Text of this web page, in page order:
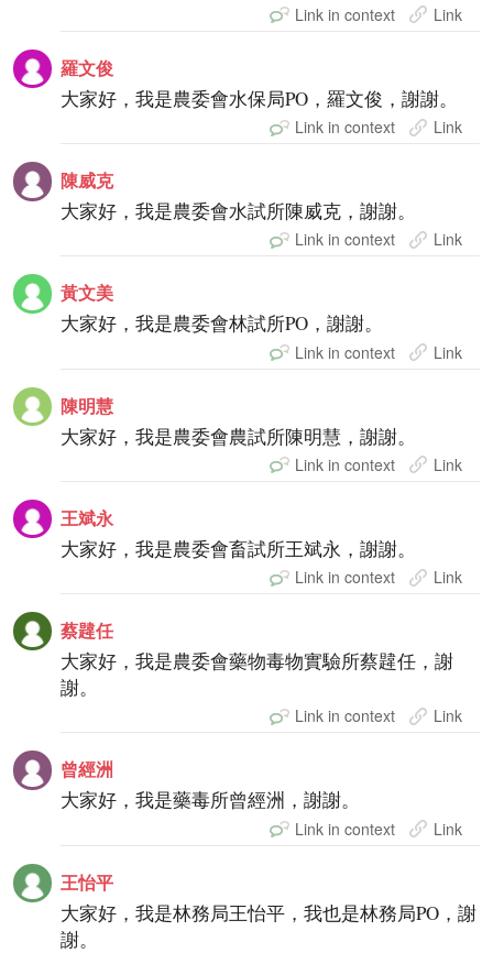
Link in context Link
羅文俊
大家好，我是農委會水保局PO，羅文俊，謝謝。
Link in context Link
陳威克
大家好，我是農委會水試所陳威克，謝謝。
Link in context Link
黃文美
大家好，我是農委會林試所PO，謝謝。
Link in context Link
陳明慧
大家好，我是農委會農試所陳明慧，謝謝。
Link in context Link
王斌永
大家好，我是農委會畜試所王斌永，謝謝。
Link in context Link
蔡韙任
大家好，我是農委會藥物毒物實驗所蔡韙任，謝
謝。
Link in context Link
曾經洲
大家好，我是藥毒所曾經洲，謝謝。
Link in context Link
王怡平
大家好，我是林務局王怡平，我也是林務局PO，謝
謝。